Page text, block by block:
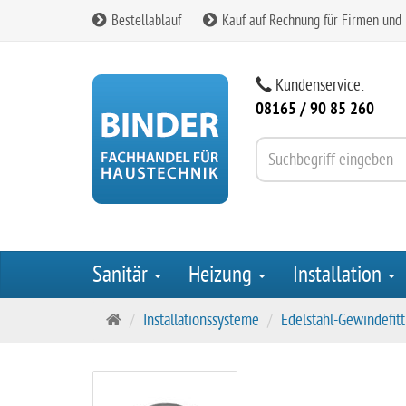
Bestellablauf Kauf auf Rechnung für Firmen und
Kundenservice:
08165 / 90 85 260
Sanitär Heizung Installation
S
a
Installationssysteme Edelstahl-